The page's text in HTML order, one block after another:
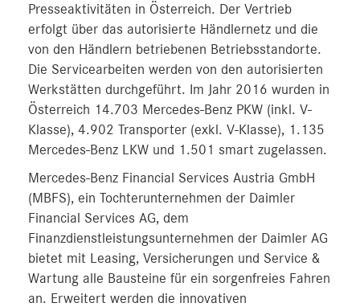
Presseaktivitäten in Österreich. Der Vertrieb
erfolgt über das autorisierte Händlernetz und die
von den Händlern betriebenen Betriebsstandorte.
Die Servicearbeiten werden von den autorisierten
Werkstätten durchgeführt. Im Jahr 2016 wurden in
Österreich 14.703 Mercedes-Benz PKW (inkl. V-
Klasse), 4.902 Transporter (exkl. V-Klasse), 1.135
Mercedes-Benz LKW und 1.501 smart zugelassen.
Mercedes-Benz Financial Services Austria GmbH
(MBFS), ein Tochterunternehmen der Daimler
Financial Services AG, dem
Finanzdienstleistungsunternehmen der Daimler AG
bietet mit Leasing, Versicherungen und Service &
Wartung alle Bausteine für ein sorgenfreies Fahren
an. Erweitert werden die innovativen